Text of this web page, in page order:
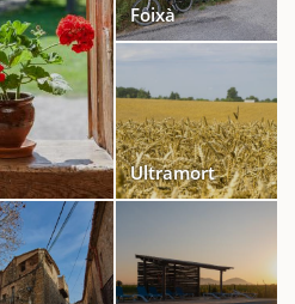
Foixà
Ultramort